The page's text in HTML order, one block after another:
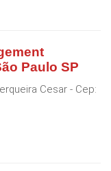
Paulo SP
Cesar - Cep: